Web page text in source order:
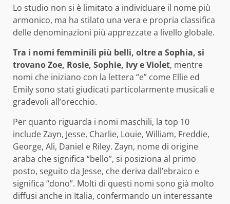
Lo studio non si è limitato a individuare il nome più
armonico, ma ha stilato una vera e propria classifica
delle denominazioni più apprezzate a livello globale.
Tra i nomi femminili più belli, oltre a Sophia, si
trovano Zoe, Rosie, Sophie, Ivy e Violet, mentre
nomi che iniziano con la lettera “e” come Ellie ed
Emily sono stati giudicati particolarmente musicali e
gradevoli all’orecchio.
Per quanto riguarda i nomi maschili, la top 10
include Zayn, Jesse, Charlie, Louie, William, Freddie,
George, Ali, Daniel e Riley. Zayn, nome di origine
araba che significa “bello”, si posiziona al primo
posto, seguito da Jesse, che deriva dall’ebraico e
significa “dono”. Molti di questi nomi sono già molto
diffusi anche in Italia, confermando un interessante